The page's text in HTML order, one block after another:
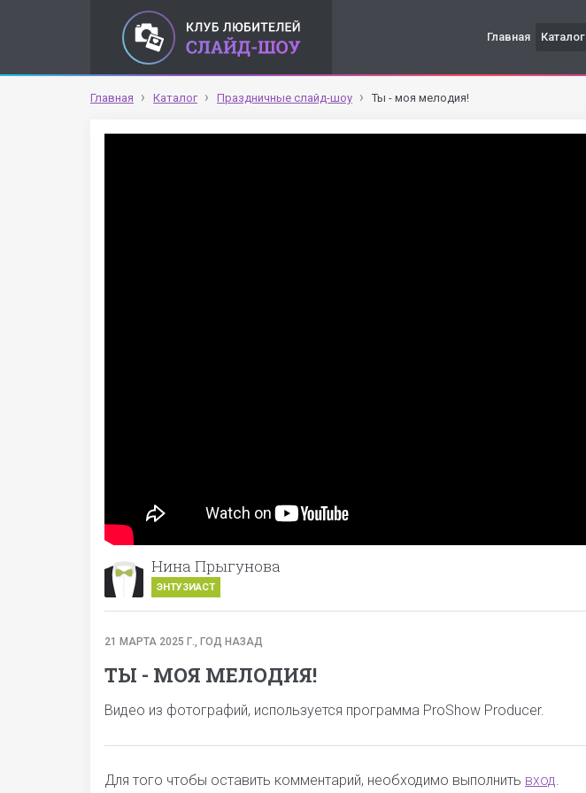
Главная Каталог
Главная Каталог Праздничные слайд-шоу Ты - моя мелодия!
Нина Прыгунова
ЭНТУЗИАСТ
21 МАРТА 2025 Г., ГОД НАЗАД
ТЫ - МОЯ МЕЛОДИЯ!
Видео из фотографий, используется программа ProShow Producer.
Для того чтобы оставить комментарий, необходимо выполнить вход.